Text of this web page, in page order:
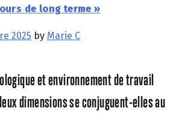
de long terme »
2025 by Marie C
et environnement de travail
dimensions se conjuguent-elles au